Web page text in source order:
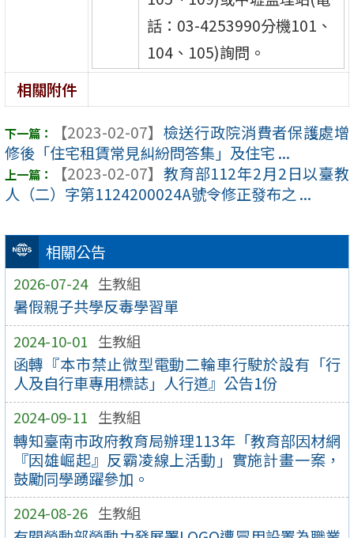
相關公告
2026-07-24 生教組
暑假親子共學反毒學習單
2024-10-01 生教組
函轉『本市禁止微型電動二輪車行駛於設有「行
人及自行車專用標誌」人行道』公告1份
2024-09-11 生教組
轉知臺南市政府教育局辦理113年「教育部因材網
『因雄崛起』反霸凌線上活動」實施計畫一案，
鼓勵同學踴躍參加。
2024-08-26 生教組
話：03-4253990分機101、
104、105)詢問。
相關附件
【2023-02-07】 檢送行政院消費者保護處增
修後「住宅租賃常見糾紛問答集」及住宅 ...
【2023-02-07】 教育部112年2月2日以臺教
人（二）字第1124200024A號令修正發布之 ...